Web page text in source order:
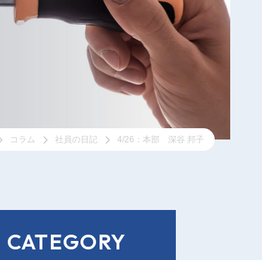
コラム 社員の日記 4/26：本部 深谷 邦子
CATEGORY